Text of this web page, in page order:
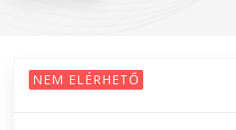
NEM ELÉRHETŐ